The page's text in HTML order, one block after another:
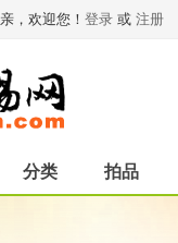
亲，欢迎您！ 登录 或 注册
分类 拍品